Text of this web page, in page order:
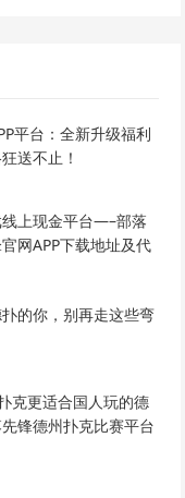
平台：全新升级福利
送不止！
上现金平台—–部落
网APP下载地址及代
的你，别再走这些弯
克更适合国人玩的德
锋德州扑克比赛平台